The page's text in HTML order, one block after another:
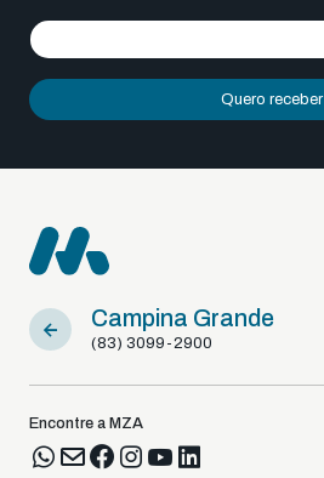
Quero receber
Campina Grande
(83) 3099-2900
Encontre a MZA